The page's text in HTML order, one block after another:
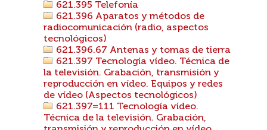
621.395 Telefonía
621.396 Aparatos y métodos de
radiocomunicación (radio, aspectos
tecnológicos)
621.396.67 Antenas y tomas de tierra
621.397 Tecnología vídeo. Técnica de
la televisión. Grabación, transmisión y
reproducción en vídeo. Equipos y redes
de vídeo (Aspectos tecnológicos)
621.397=111 Tecnología vídeo.
Técnica de la televisión. Grabación,